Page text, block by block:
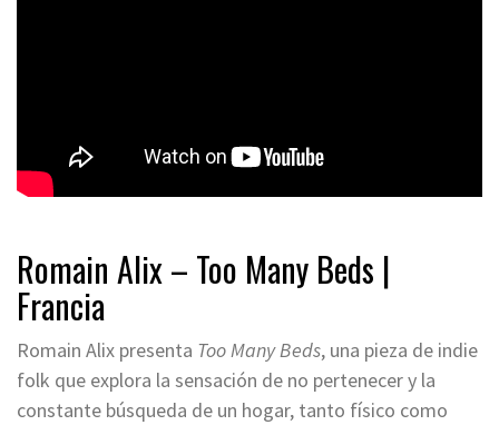
Romain Alix – Too Many Beds |
Francia
Romain Alix presenta Too Many Beds, una pieza de indie
folk que explora la sensación de no pertenecer y la
constante búsqueda de un hogar, tanto físico como